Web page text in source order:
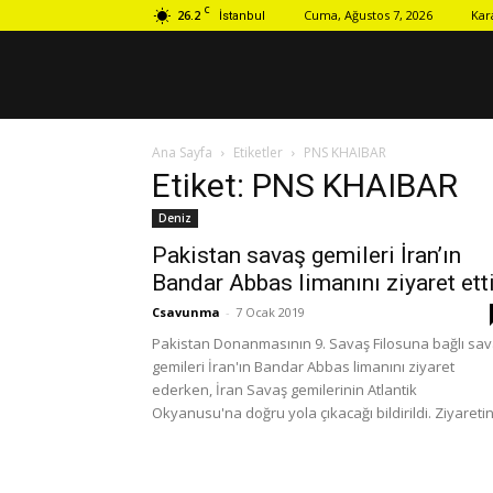
26.2 C İstanbul Cuma, Ağustos 7, 2026
Ana Sayfa Etiketler PNS KHAIBAR
Etiket: PNS KHAIBAR
Deniz
Pakistan savaş gemileri İran’ın
Bandar Abbas limanını ziyaret etti
Csavunma - 7 Ocak 2019
Pakistan Donanmasının 9. Savaş Filosuna bağlı
gemileri İran'ın Bandar Abbas limanını ziyaret
ederken, İran Savaş gemilerinin Atlantik
Okyanusu'na doğru yola çıkacağı bildirildi.